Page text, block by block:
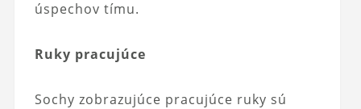
úspechov tímu.
Ruky pracujúce
Sochy zobrazujúce pracujúce ruky sú